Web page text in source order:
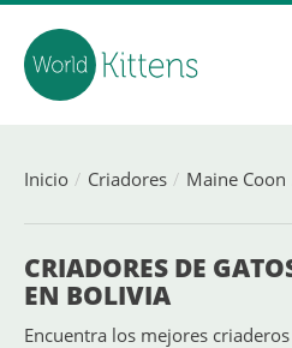
Inicio Criadores Maine Coon
CRIADORES DE
EN BOLIVIA
Encuentra los mejores